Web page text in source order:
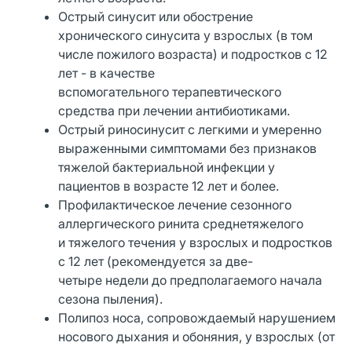
Острый синусит или обострение
хронического синусита у взрослых (в том
числе пожилого возраста) и подростков с 12
лет - в качестве
вспомогательного терапевтического
средства при лечении антибиотиками.
Острый риносинусит с легкими и умеренно
выраженными симптомами без признаков
тяжелой бактериальной инфекции у
пациентов в возрасте 12 лет и более.
Профилактическое лечение сезонного
аллергического ринита среднетяжелого
и тяжелого течения у взрослых и подростков
с 12 лет (рекомендуется за две-
четыре недели до предполагаемого начала
сезона пыления).
Полипоз носа, сопровождаемый нарушением
носового дыхания и обоняния, у взрослых (от